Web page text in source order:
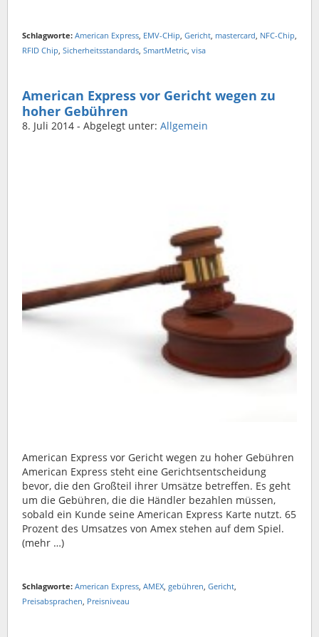
Schlagworte: American Express, EMV-CHip, Gericht, mastercard, NFC-Chip,
RFID Chip, Sicherheitsstandards, SmartMetric, visa
American Express vor Gericht wegen zu
hoher Gebühren
8. Juli 2014 - Abgelegt unter: Allgemein
American Express vor Gericht wegen zu hoher Gebühren
American Express steht eine Gerichtsentscheidung
bevor, die den Großteil ihrer Umsätze betreffen. Es geht
um die Gebühren, die die Händler bezahlen müssen,
sobald ein Kunde seine American Express Karte nutzt. 65
Prozent des Umsatzes von Amex stehen auf dem Spiel.
(mehr …)
Schlagworte: American Express, AMEX, gebühren, Gericht,
Preisabsprachen, Preisniveau